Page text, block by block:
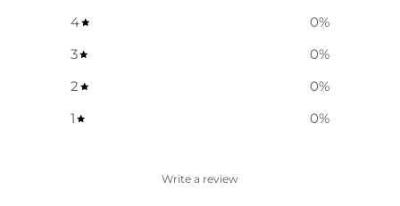
4
0%
3
0%
2
0%
1
0%
Write a review